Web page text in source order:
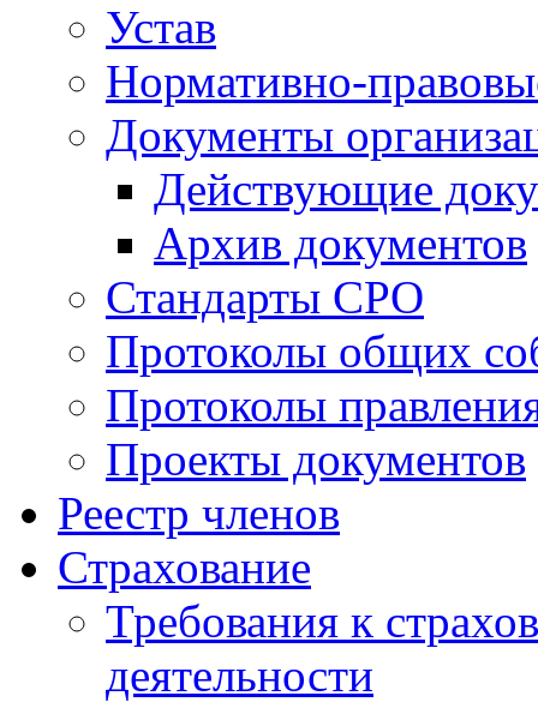
Устав
Нормативно-
Документы
Действующие
Архив документов
Стандарты СРО
Протоколы общих
Протоколы
Проекты документов
Реестр членов
Страхование
Требования к
деятельности